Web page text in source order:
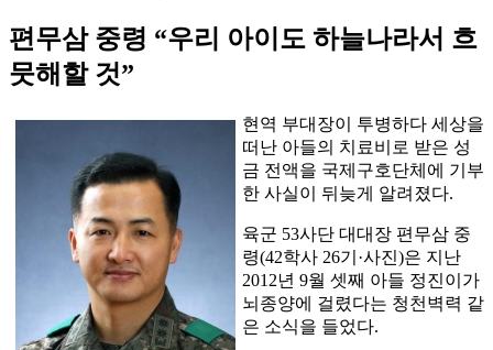
편무삼 중령 “우리 아이도 하늘나라서 흐
뭇해할 것”
현역 부대장이 투병하다 세상을
떠난 아들의 치료비로 받은 성
금 전액을 국제구호단체에 기부
한 사실이 뒤늦게 알려졌다.
육군 53사단 대대장 편무삼 중
령(42학사 26기·사진)은 지난
2012년 9월 셋째 아들 정진이가
뇌종양에 걸렸다는 청천벽력 같
은 소식을 들었다.